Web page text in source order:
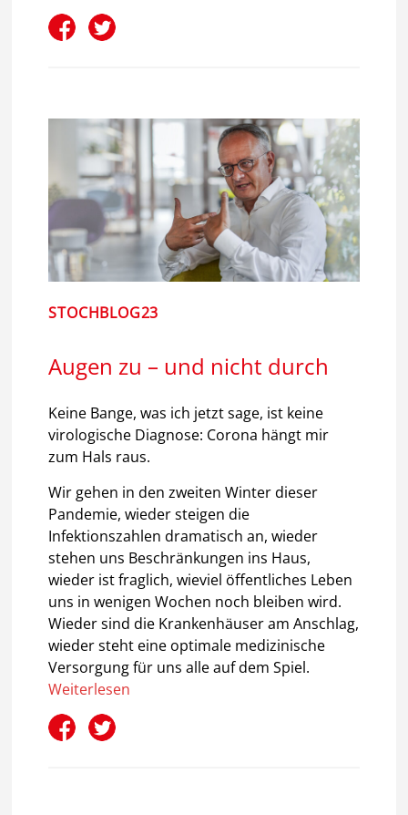
STOCHBLOG23
Augen zu – und nicht durch
Keine Bange, was ich jetzt sage, ist keine
virologische Diagnose: Corona hängt mir
zum Hals raus.
Wir gehen in den zweiten Winter dieser
Pandemie, wieder steigen die
Infektionszahlen dramatisch an, wieder
stehen uns Beschränkungen ins Haus,
wieder ist fraglich, wieviel öffentliches Leben
uns in wenigen Wochen noch bleiben wird.
Wieder sind die Krankenhäuser am Anschlag,
wieder steht eine optimale medizinische
Versorgung für uns alle auf dem Spiel.
Weiterlesen